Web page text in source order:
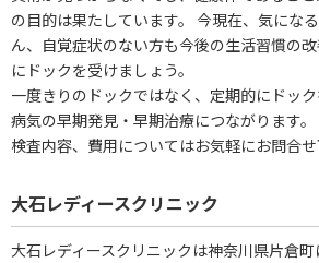
の目的は果たしています。 今現在、気にな
ん、自覚症状のない方も今後の生活習慣の
にドックを受けましょう。
一度きりのドックではなく、定期的にドック
病気の早期発見・早期治療につながります。
検査内容、費用についてはお気軽にお問合せ
大石レディースクリニック
大石レディースクリニックは神奈川県片倉